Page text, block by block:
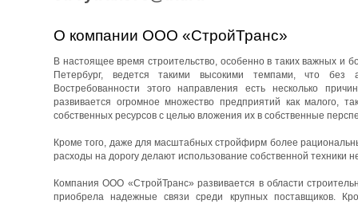
О компании ООО «СтройТранс»
В настоящее время строительство, особенно в таких важных и
Петербург, ведется такими высокими темпами, что без
Востребованности этого направления есть несколько
развивается огромное множество предприятий как малого,
собственных ресурсов с целью вложения их в собственные
Кроме того, даже для масштабных стройфирм более
расходы на дорогу делают использование собственной техники
Компания ООО «СтройТранс» развивается в области
приобрела надежные связи среди крупных поставщиков.